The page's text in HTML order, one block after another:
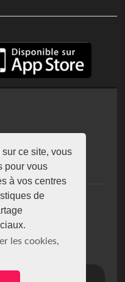
ce site, vous
pour vous
à vos centres
de
les cookies,